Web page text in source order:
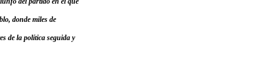
donde miles de
de la política seguida y